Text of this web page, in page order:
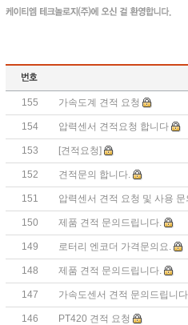
155 가속도계 견적 요청
154 압력센서 견적요청 합니다
153 [견적요청]
152 견적문의 합니다.
151 압력센서 견적 요청 및 사용 문
150 제품 견적 문의드립니다.
149 로터리 엔코더 가격문의요.
148 제품 견적 문의드립니다.
147 가속도센서 견적 문의드립니
146 PT420 견적 요청